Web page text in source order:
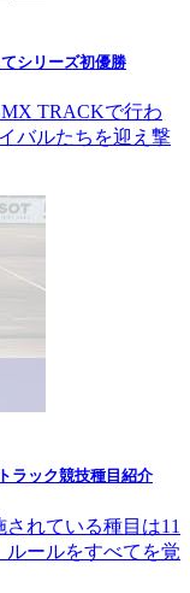
シリーズ初優勝
TRACKで行わ
バルたちを迎え撃
ラック競技種目紹介
れている種目は11
ールをすべてを覚